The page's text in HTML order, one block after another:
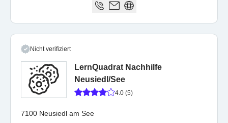
Nicht verifiziert
LernQuadrat Nachhilfe
Neusiedl/See
4.0 (5)
7100 Neusiedl am See